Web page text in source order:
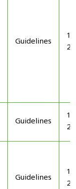
Guidelines
Guidelines
Guidelines